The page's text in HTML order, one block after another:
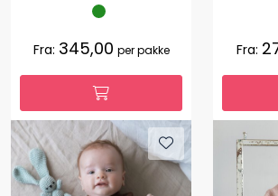
Fra: 345,00 per pakke Fra: